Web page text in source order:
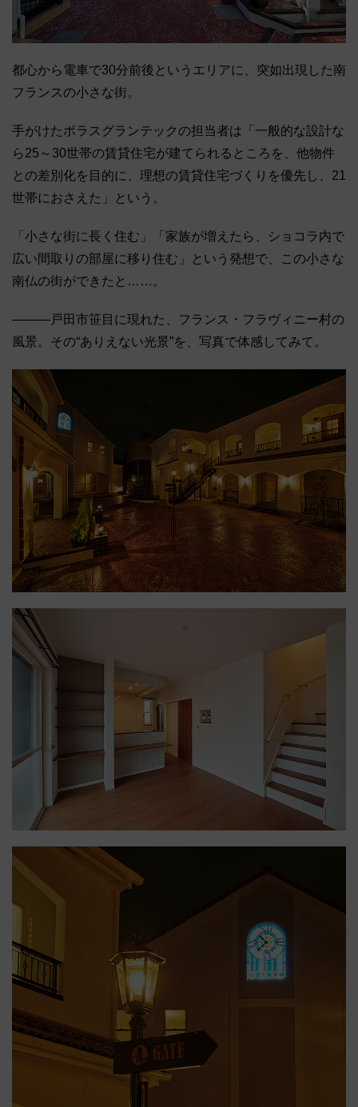
都心から電車で30分前後というエリアに、突如出現した南
フランスの小さな街。
手がけたポラスグランテックの担当者は「一般的な設計な
ら25～30世帯の賃貸住宅が建てられるところを、他物件
との差別化を目的に、理想の賃貸住宅づくりを優先し、21
世帯におさえた」という。
「小さな街に長く住む」「家族が増えたら、ショコラ内で
広い間取りの部屋に移り住む」という発想で、この小さな
南仏の街ができたと……。
―――戸田市笹目に現れた、フランス・フラヴィニー村の
風景。その“ありえない光景”を、写真で体感してみて。